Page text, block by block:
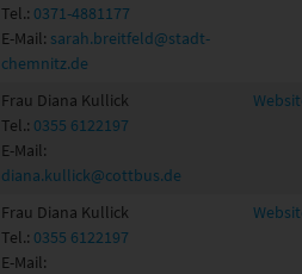
Tel.: 0371-4881177
E-Mail: sarah.breitfeld@stadt-
chemnitz.de
Frau Diana Kullick
Tel.: 0355 6122197
E-Mail:
diana.kullick@cottbus.de
Frau Diana Kullick
Tel.: 0355 6122197
E-Mail: